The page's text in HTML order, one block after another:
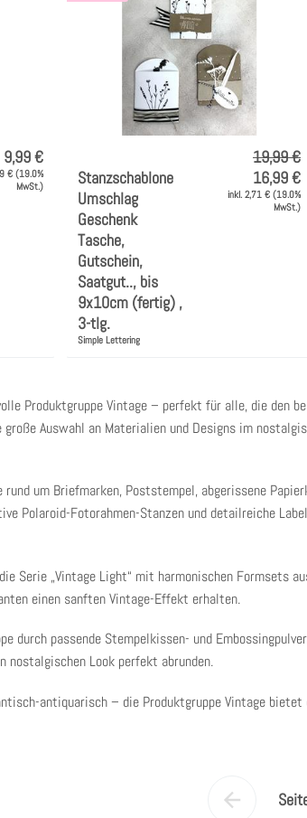
9,99 €
€ (19.0%
MwSt.)
19,99 €
Stanzschablone
Umschlag
Geschenk
Tasche,
Gutschein,
Saatgut.., bis
9x10cm (fertig) ,
3-tlg.
Simple Lettering
16,99 €
inkl. 2,71 € (19.0%
MwSt.)
Produktgruppe Vintage– perfekt für alle, die den
Auswahl an Materialien und Designs im
um Briefmarken, Poststempel, abgerissene
Polaroid-Fotorahmen-Stanzen und detailreiche
Serie „Vintage Light“ mit harmonischen Formsets
einen sanften Vintage-Effekt erhalten.
durch passende Stempelkissen- und
nostalgischen Look perfekt abrunden.
antiquarisch – die ProduktgruppeVintage bietet
Vorherige